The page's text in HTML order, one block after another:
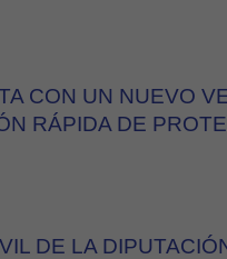
CON UN NUEVO
RÁPIDA DE
DE LA